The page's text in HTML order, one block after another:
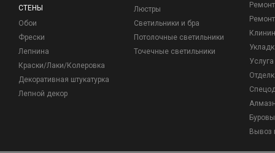
СТЕНЫ
Обои
Фрески
Лепнина
Краски/Лаки/Колеровка
Декоративная штукатурка
Лепной декор
Люстры
Светильники и бра
Потолочные светильники
Точечные светильники
Вывоз